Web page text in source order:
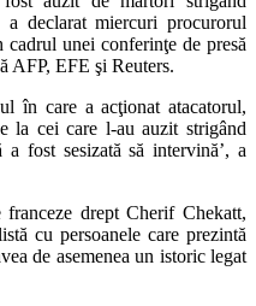
declarat miercuri procurorul
unei conferinţe de presă
AFP, EFE şi Reuters.
în care a acţionat atacatorul,
la cei care l-au auzit strigând
fost sesizată să intervină’, a
drept Cherif Chekatt,
cu persoanele care prezintă
de asemenea un istoric legat